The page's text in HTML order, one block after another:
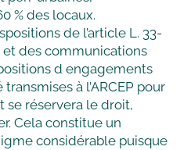
% des locaux.
de l’article L. 33-
et des communications
d engagements
à l’ARCEP pour
se réservera le droit,
Cela constitue un
considérable puisque